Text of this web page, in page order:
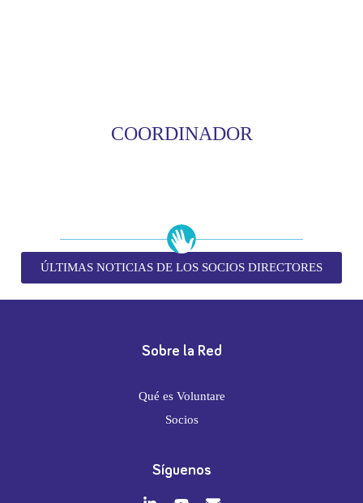
COORDINADOR
ÚLTIMAS NOTICIAS DE LOS SOCIOS DIRECTORES
Sobre la Red
Qué es Voluntare
Socios
Síguenos